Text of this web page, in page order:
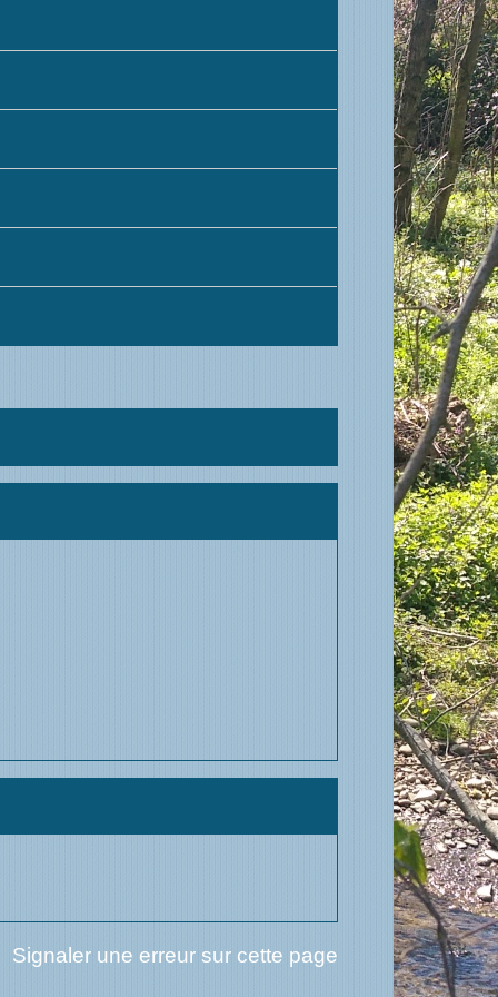
Signaler une erreur sur cette page